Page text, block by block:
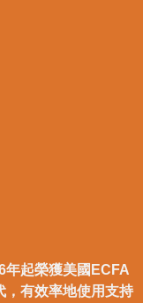
年起榮獲美國ECFA
，有效率地使用支持